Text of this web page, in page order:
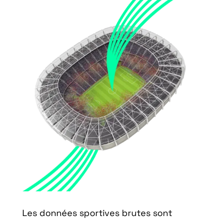
Les données sportives brutes sont